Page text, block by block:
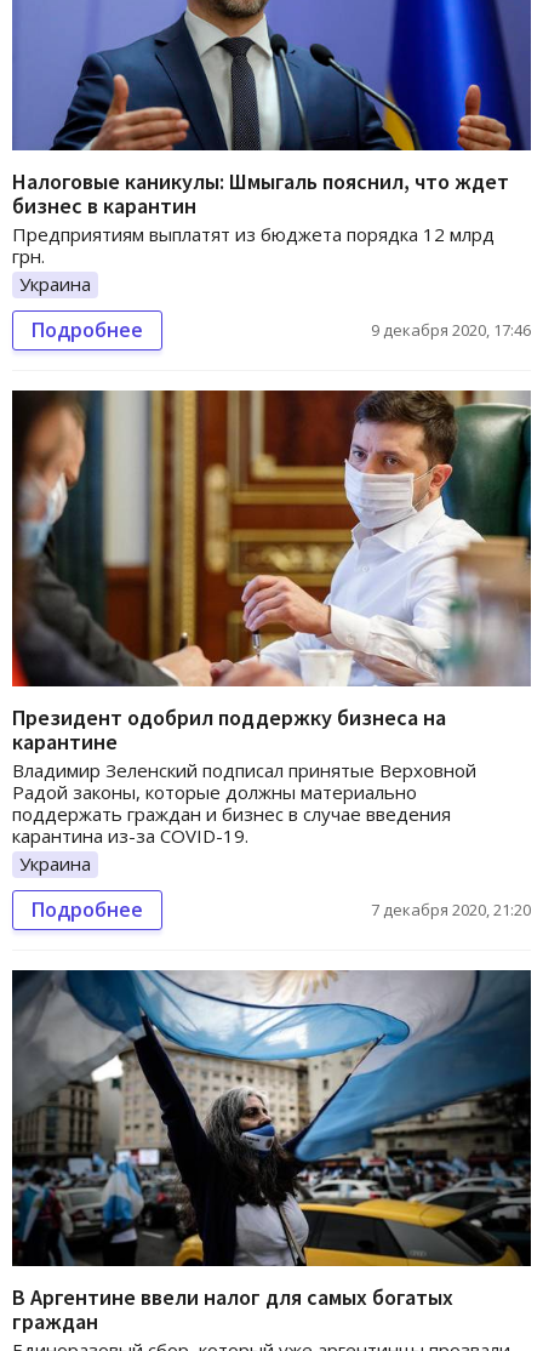
Налоговые каникулы: Шмыгаль пояснил, что ждет
бизнес в карантин
Предприятиям выплатят из бюджета порядка 12 млрд
грн.
Украина
Подробнее 9 декабря 2020, 17:46
Президент одобрил поддержку бизнеса на
карантине
Владимир Зеленский подписал принятые Верховной
Радой законы, которые должны материально
поддержать граждан и бизнес в случае введения
карантина из-за COVID-19.
Украина
Подробнее 7 декабря 2020, 21:20
В Аргентине ввели налог для самых богатых
граждан